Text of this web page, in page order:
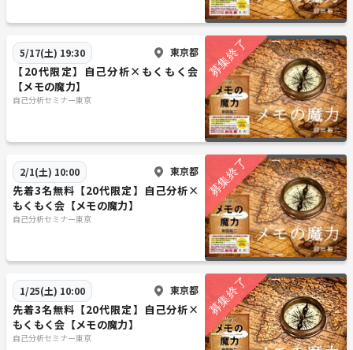
5/17(土) 19:30 東京都
【20代限定】自己分析×もくもく会
【メモの魔力】
自己分析セミナー東京
2/1(土) 10:00 東京都
先着3名無料【20代限定】自己分析×
もくもく会【メモの魔力】
自己分析セミナー東京
1/25(土) 10:00 東京都
先着3名無料【20代限定】自己分析×
もくもく会【メモの魔力】
自己分析セミナー東京